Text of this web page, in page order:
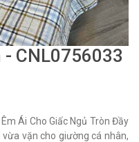
CNL0756033
Ái Cho Giấc Ngủ Tròn Đầy
vặn cho giường cá nhân,